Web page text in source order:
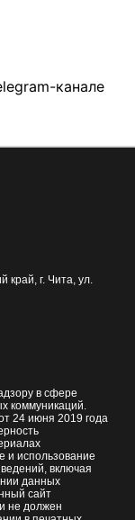
канале
край, г. Чита, ул.
в сфере
коммуникаций.
24 июня 2019 года
и использование
включая
данных
сайт
не должен